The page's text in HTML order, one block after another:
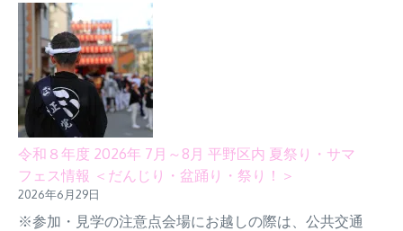
令和８年度 2026年 7月～8月 平野区内 夏祭り・サマ
フェス情報 ＜だんじり・盆踊り・祭り！＞
2026年6月29日
※参加・見学の注意点会場にお越しの際は、公共交通